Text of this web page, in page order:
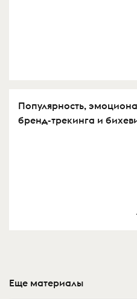
Популярность,
бренд-трекинга и
Еще материалы